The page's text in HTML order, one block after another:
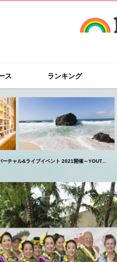
ス ランキング
チャル&ライブイベント 2021開催～YOUT...